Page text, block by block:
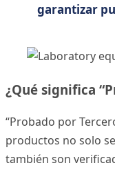
garantizar
¿Qué significa
“Probado por
productos no solo
también son